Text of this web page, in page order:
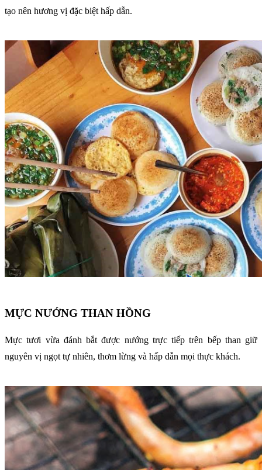
tạo nên hương vị đặc biệt hấp dẫn.
MỰC NƯỚNG THAN HỒNG
Mực tươi vừa đánh bắt được nướng trực tiếp trên bếp than giữ
nguyên vị ngọt tự nhiên, thơm lừng và hấp dẫn mọi thực khách.